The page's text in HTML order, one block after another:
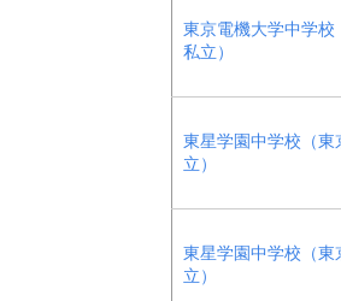
東京電機大学中学校
私立）
東星学園中学校（東
立）
東星学園中学校（東
立）